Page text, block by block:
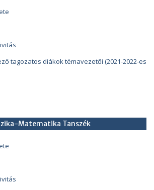
tagozatos diákok témavezetői (2021-2022-es
Matematika Tanszék